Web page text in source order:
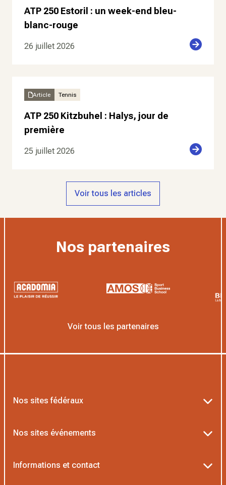
ATP 250 Estoril : un week-end bleu-
blanc-rouge
26 juillet 2026
Article Tennis
ATP 250 Kitzbuhel : Halys, jour de
première
25 juillet 2026
Voir tous les articles
Nos partenaires
Voir tous les partenaires
Nos sites fédéraux
Nos sites événements
Informations et contact